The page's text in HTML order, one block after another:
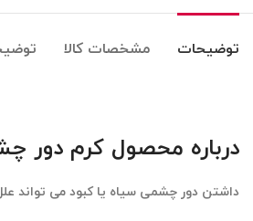
توضیحات مشخصات کالا
درباره محصول کرم دور
داشتن دور چشمی سیاه یا کبود می تواند